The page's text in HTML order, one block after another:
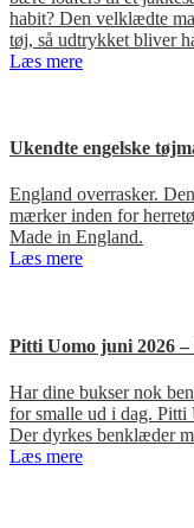
habit? Den velklædte
tøj, så udtrykket bliver
Læs mere
Ukendte engelske
England overrasker.
mærker inden for
Made in England.
Læs mere
Pitti Uomo juni 2026 –
Har dine bukser nok
for smalle ud i dag. Pitti
Der dyrkes benklæder
Læs mere